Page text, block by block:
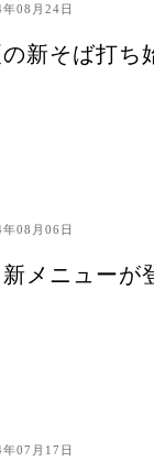
08月24日
新そば打ち
08月06日
メニューが
07月17日